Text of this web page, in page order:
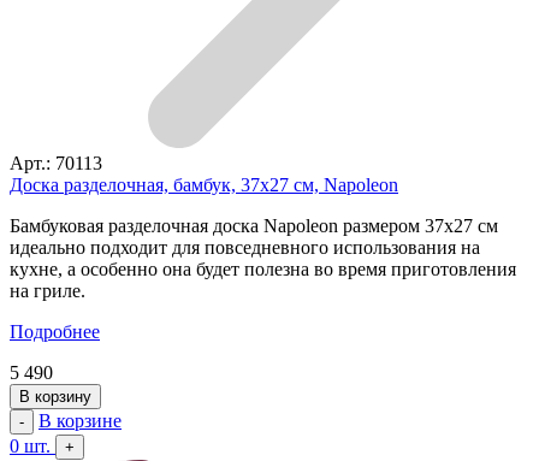
Арт.: 70113
Доска разделочная, бамбук, 37х27 см, Napoleon
Бамбуковая разделочная доска Napoleon размером 37х27 см
идеально подходит для повседневного использования на
кухне, а особенно она будет полезна во время приготовления
на гриле.
Подробнее
5 490
В корзину
-
В корзине
0 шт. +